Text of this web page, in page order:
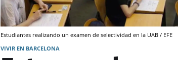
Estudiantes realizando un examen de selectividad en la UAB / EFE
VIVIR EN BARCELONA